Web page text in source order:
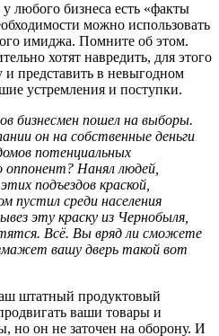
любого бизнеса есть «факты
можно использовать
имиджа. Помните об этом.
хотят навредить, для этого
представить в невыгодном
устремления и поступки.
бизнесмен пошел на выборы.
он на собственные деньги
потенциальных
оппонент? Нанял людей,
подъездов краской,
среди населения
эту краску из Чернобыля,
Всё. Вы вряд ли сможете
вашу дверь такой вот
штатный продуктовый
ваши товары и
но он не заточен на оборону. И